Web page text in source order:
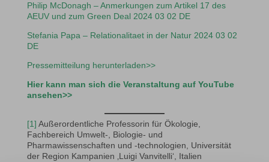
Philip McDonagh – Anmerkungen zum Artikel 17 des
AEUV und zum Green Deal 2024 03 02 DE
Stefania Papa – Relationalitaet in der Natur 2024 03 02
DE
Pressemitteilung herunterladen>>
Hier kann man sich die Veranstaltung auf YouTube
ansehen>>
[1] Außerordentliche Professorin für Ökologie,
Fachbereich Umwelt-, Biologie- und
Pharmawissenschaften und -technologien, Universität
der Region Kampanien ‚Luigi Vanvitelli‘, Italien